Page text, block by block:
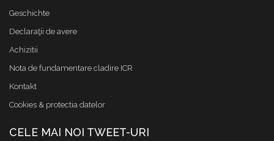
Geschichte
Declaraţii de avere
Achizitii
Nota de fundamentare cladire ICR
Kontakt
Cookies & protectia datelor
CELE MAI NOI TWEET-URI